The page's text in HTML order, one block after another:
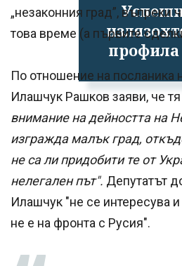
профила
„незаконния град”, въпреки
това време (а първите
По отношение на посланика
Илашчук Рашков заяви, че тя
внимание на дейността на
изгражда малък град,
не са ли придобити те от
нелегален път". Депутатът
Илашчук "не се интересува
не е на фронта с Русия".